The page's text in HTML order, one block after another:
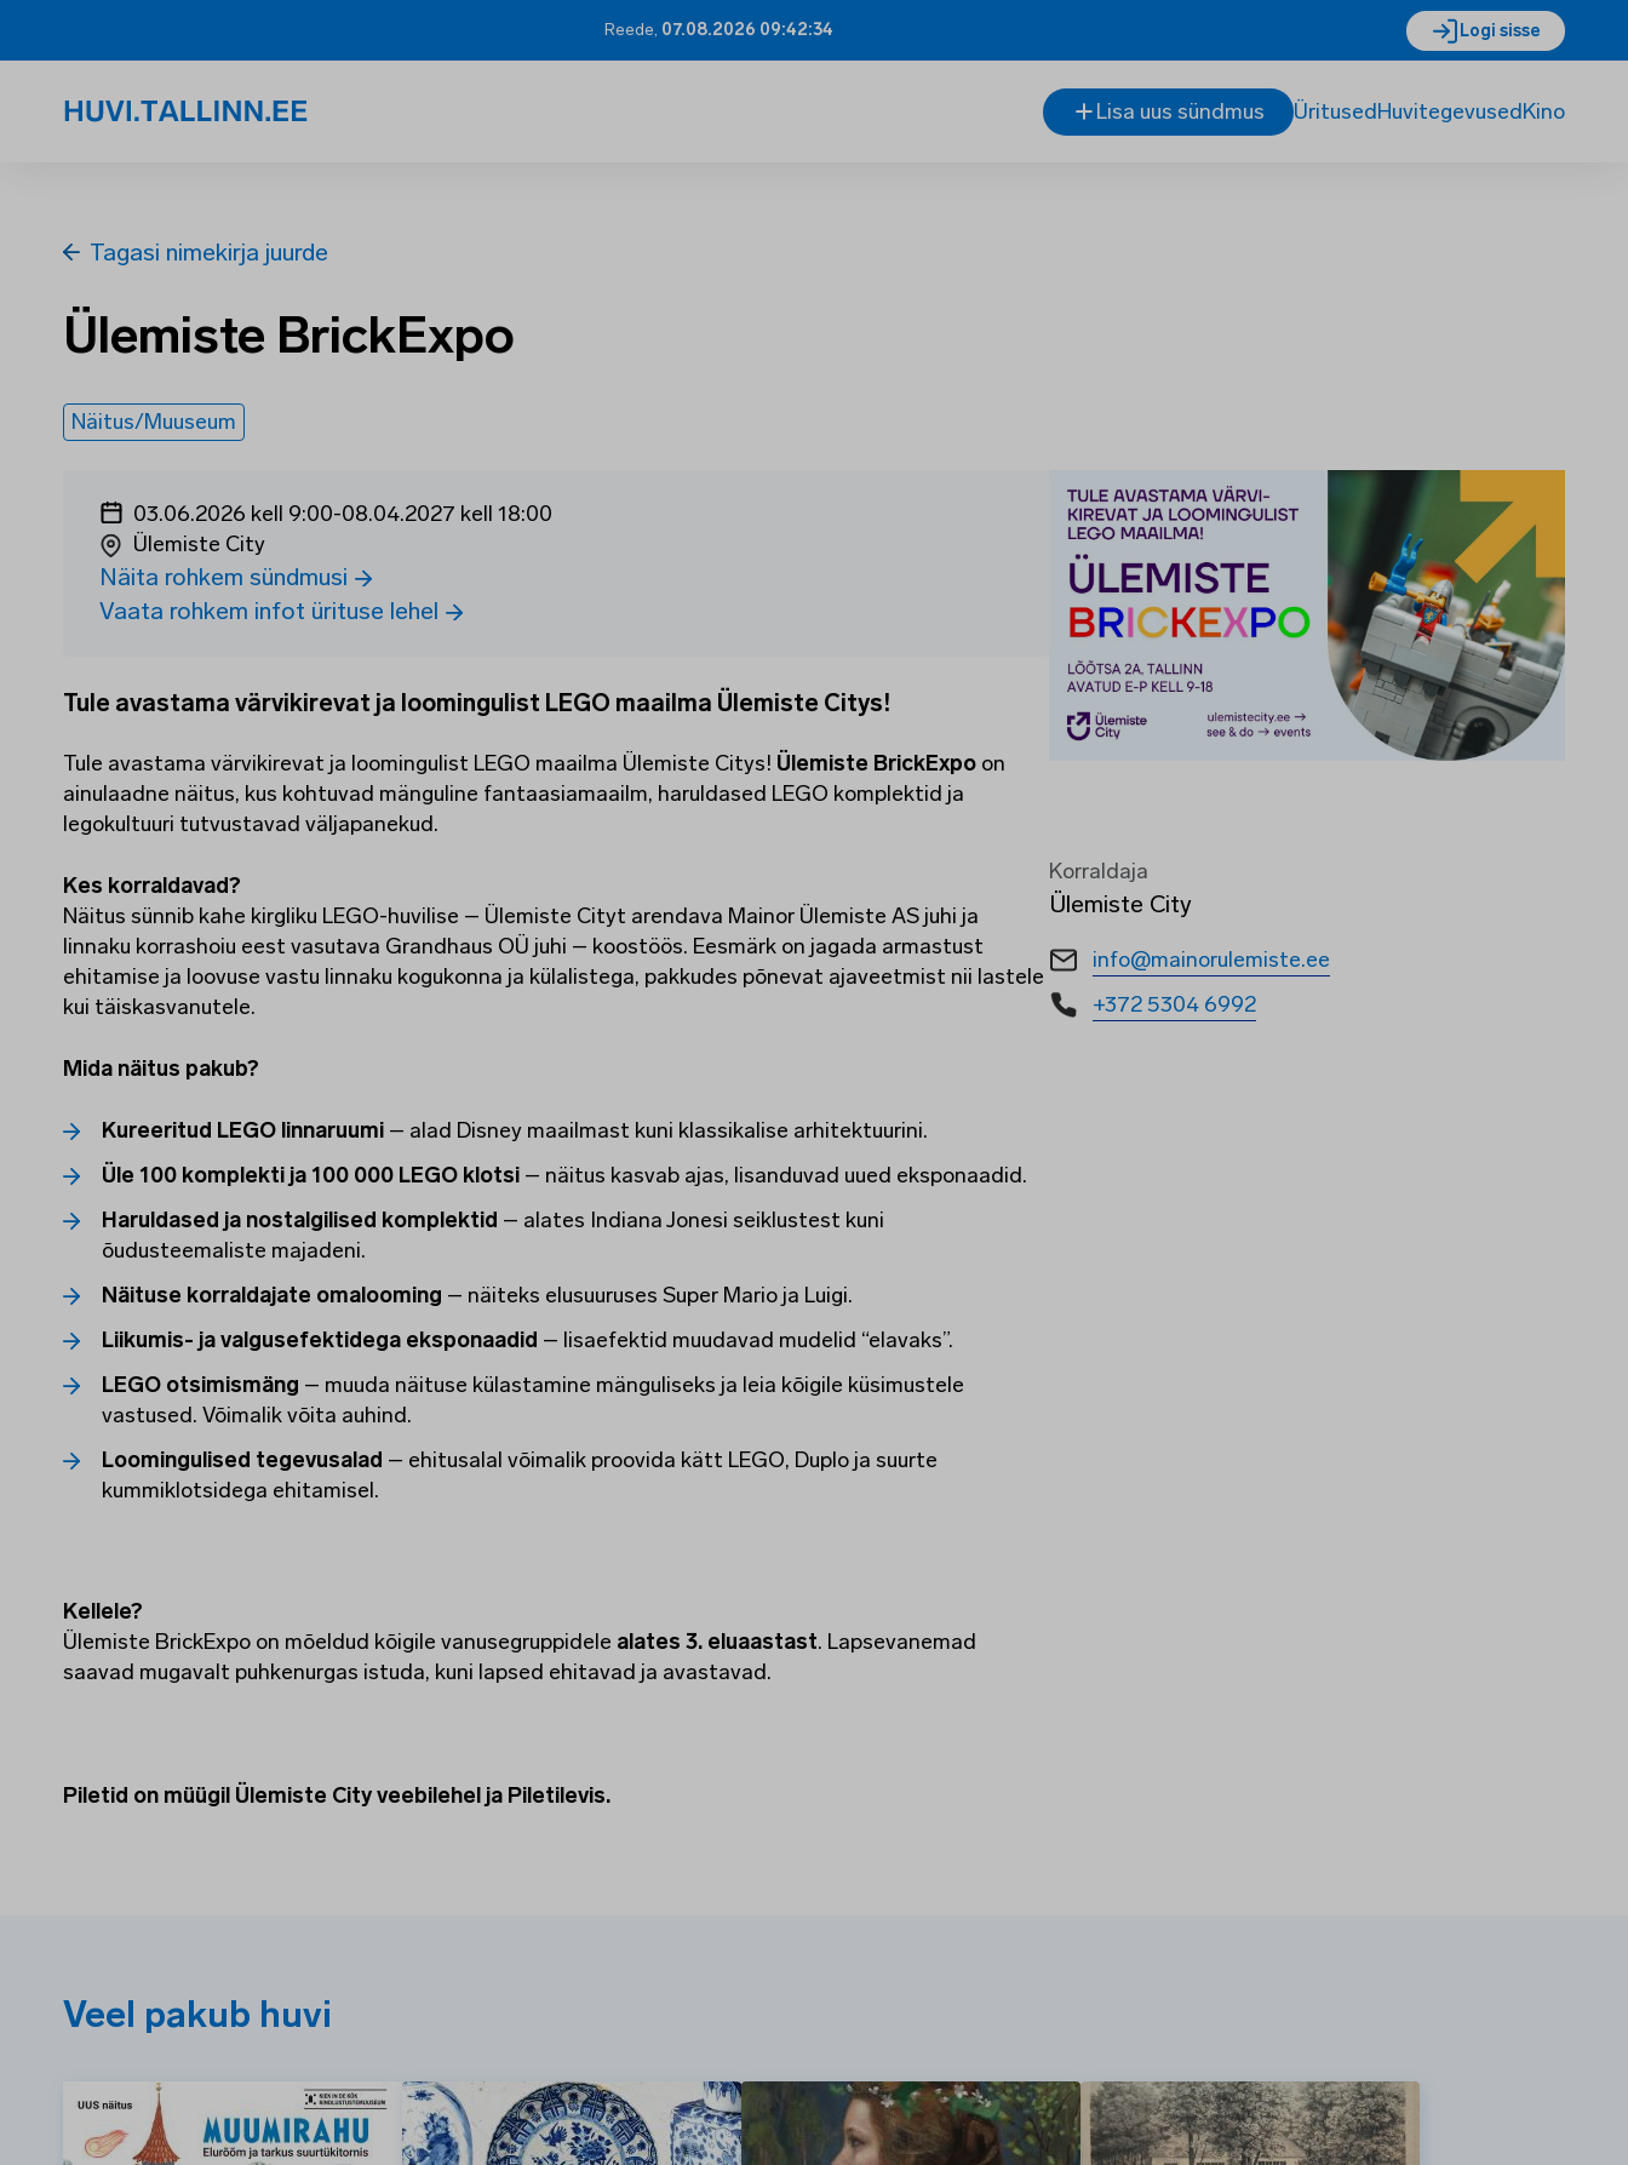
Reede, 07.08.2026 09:42:35 Logi sisse
Lisa uus sündmus ÜritusedHuvitegevusedKino
Tagasi nimekirja juurde
Ülemiste BrickExpo
Näitus/Muuseum
03.06.2026 kell 9:00-08.04.2027 kell 18:00
Ülemiste City
Näita rohkem sündmusi
Vaata rohkem infot ürituse lehel
Tule avastama värvikirevat ja loomingulist LEGO maailma Ülemiste Citys!
Tule avastama värvikirevat ja loomingulist LEGO maailma Ülemiste Citys! Ülemiste BrickExpo on
ainulaadne näitus, kus kohtuvad mänguline fantaasiamaailm, haruldased LEGO komplektid ja
legokultuuri tutvustavad väljapanekud.
Kes korraldavad?
Näitus sünnib kahe kirgliku LEGO-huvilise – Ülemiste Cityt arendava Mainor Ülemiste AS juhi ja
linnaku korrashoiu eest vasutava Grandhaus OÜ juhi – koostöös. Eesmärk on jagada armastust
ehitamise ja loovuse vastu linnaku kogukonna ja külalistega, pakkudes põnevat ajaveetmist nii lastele
kui täiskasvanutele.
Mida näitus pakub?
Kureeritud LEGO linnaruumi – alad Disney maailmast kuni klassikalise arhitektuurini.
Üle 100 komplekti ja 100 000 LEGO klotsi – näitus kasvab ajas, lisanduvad uued eksponaadid.
Haruldased ja nostalgilised komplektid – alates Indiana Jonesi seiklustest kuni
õudusteemaliste majadeni.
Näituse korraldajate omalooming – näiteks elusuuruses Super Mario ja Luigi.
Liikumis- ja valgusefektidega eksponaadid – lisaefektid muudavad mudelid “elavaks”.
LEGO otsimismäng – muuda näituse külastamine mänguliseks ja leia kõigile küsimustele
vastused. Võimalik võita auhind.
Loomingulised tegevusalad – ehitusalal võimalik proovida kätt LEGO, Duplo ja suurte
kummiklotsidega ehitamisel.
Kellele?
Ülemiste BrickExpo on mõeldud kõigile vanusegruppidele alates 3. eluaastast. Lapsevanemad
saavad mugavalt puhkenurgas istuda, kuni lapsed ehitavad ja avastavad.
Piletid on müügil Ülemiste City veebilehel ja Piletilevis.
Korraldaja
Ülemiste City
info@mainorulemiste.ee
+372 5304 6992
Veel pakub huvi